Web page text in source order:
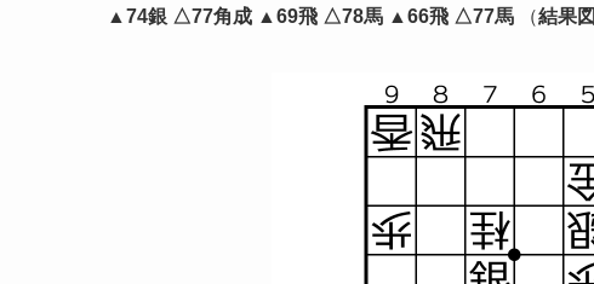
▲74銀 △77角成 ▲69飛 △78馬 ▲66飛 △77馬
（結果図